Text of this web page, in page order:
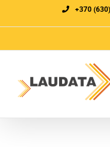
+370